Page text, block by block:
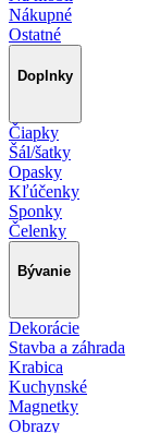
Nákupné
Ostatné
Doplnky
Čiapky
Šál/šatky
Opasky
Kľúčenky
Sponky
Čelenky
Bývanie
Dekorácie
Stavba a záhrada
Krabica
Kuchynské
Magnetky
Obrazy